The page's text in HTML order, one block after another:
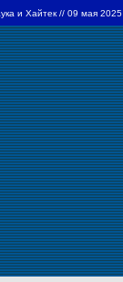
и Хайтек // 09 мая 2025